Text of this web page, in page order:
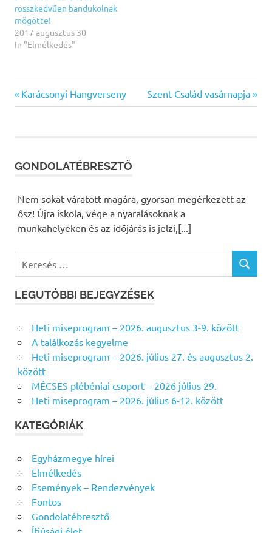
rosszkedvűen bandukolnak
mögötte!
2017 augusztus 30
In "Elmélkedés"
Bejegyzés
Previous
Post:
Karácsonyi Hangverseny
Next
Post:
Szent Család vasárnapja
GONDOLATÉBRESZTŐ
Nem sokat váratott magára, gyorsan megérkezett az
ősz! Újra iskola, vége a nyaralásoknak a
munkahelyeken és az időjárás is jelzi,[...]
e
é
s
f
o
r
K
É
LEGUTÓBBI BEJEGYZÉSEK
Heti miseprogram – 2026. augusztus 3-9. között
A találkozás kegyelme
Heti miseprogram – 2026. július 27. és augusztus 2.
között
MÉCSES plébéniai csoport – 2026 július 29.
Heti miseprogram – 2026. július 6-12. között
KATEGÓRIÁK
Egyházmegye hírei
Elmélkedés
Események – Rendezvények
Fontos
Gondolatébresztő
Ífjúsági élet